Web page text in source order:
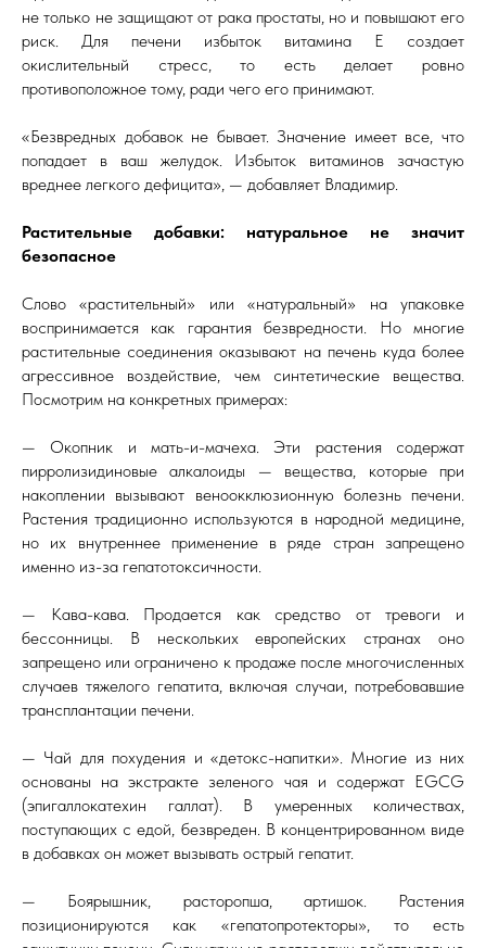
не только не защищают от рака простаты, но и повышают его
риск. Для печени избыток витамина E создает
окислительный стресс, то есть делает ровно
противоположное тому, ради чего его принимают.
«Безвредных добавок не бывает. Значение имеет все, что
попадает в ваш желудок. Избыток витаминов зачастую
вреднее легкого дефицита», — добавляет Владимир.
Растительные добавки: натуральное не значит
безопасное
Слово «растительный» или «натуральный» на упаковке
воспринимается как гарантия безвредности. Но многие
растительные соединения оказывают на печень куда более
агрессивное воздействие, чем синтетические вещества.
Посмотрим на конкретных примерах:
— Окопник и мать-и-мачеха. Эти растения содержат
пирролизидиновые алкалоиды — вещества, которые при
накоплении вызывают веноокклюзионную болезнь печени.
Растения традиционно используются в народной медицине,
но их внутреннее применение в ряде стран запрещено
именно из-за гепатотоксичности.
— Кава-кава. Продается как средство от тревоги и
бессонницы. В нескольких европейских странах оно
запрещено или ограничено к продаже после многочисленных
случаев тяжелого гепатита, включая случаи, потребовавшие
трансплантации печени.
— Чай для похудения и «детокс-напитки». Многие из них
основаны на экстракте зеленого чая и содержат EGCG
(эпигаллокатехин галлат). В умеренных количествах,
поступающих с едой, безвреден. В концентрированном виде
в добавках он может вызывать острый гепатит.
— Боярышник, расторопша, артишок. Растения
позиционируются как «гепатопротекторы», то есть